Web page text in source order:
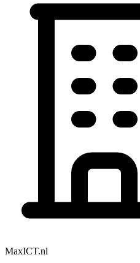
MaxICT.nl